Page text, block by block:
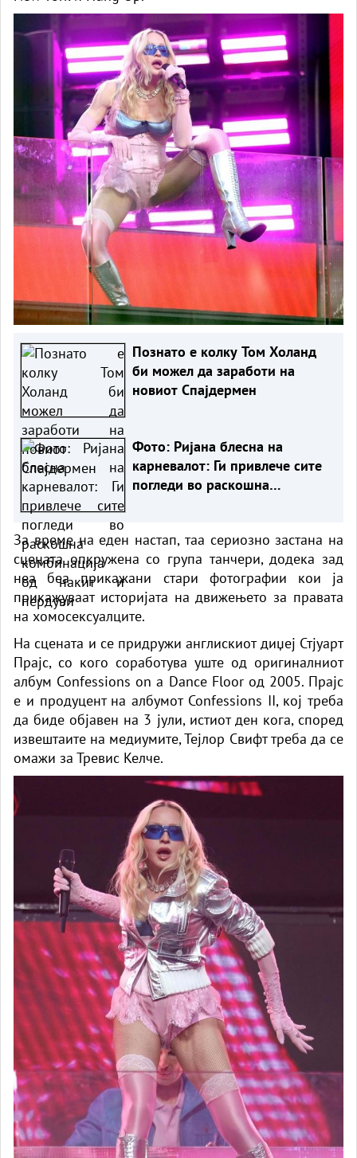
Познато е колку Том Холанд
би можел да заработи на
новиот Спајдермен
Фото: Ријана блесна на
карневалот: Ги привлече сите
погледи во раскошна
За време на еден настап, таа сериозно застана на
сцената опкружена со група танчери, додека зад
неа беа прикажани стари фотографии кои ја
прикажуваат историјата на движењето за правата
на хомосексуалците.
На сцената и се придружи англискиот диџеј Стјуарт
Прајс, со кого соработува уште од оригиналниот
албум Confessions on a Dance Floor од 2005. Прајс
е и продуцент на албумот Confessions II, кој треба
да биде објавен на 3 јули, истиот ден кога, според
извештаите на медиумите, Тејлор Свифт треба да се
омажи за Тревис Келче.